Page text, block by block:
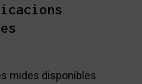
mides disponibles